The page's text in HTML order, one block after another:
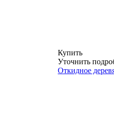
Купить
Уточнить
Откидное